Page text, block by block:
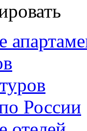
России